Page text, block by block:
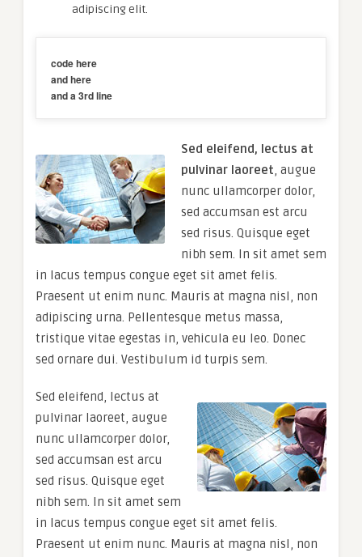
adipiscing elit.
code here
and here
and a 3rd line
Sed eleifend, lectus at
pulvinar laoreet, augue
nunc ullamcorper dolor,
sed accumsan est arcu
sed risus. Quisque eget
nibh sem. In sit amet sem
in lacus tempus congue eget sit amet felis.
Praesent ut enim nunc. Mauris at magna nisl, non
adipiscing urna. Pellentesque metus massa,
tristique vitae egestas in, vehicula eu leo. Donec
sed ornare dui. Vestibulum id turpis sem.
Sed eleifend, lectus at
pulvinar laoreet, augue
nunc ullamcorper dolor,
sed accumsan est arcu
sed risus. Quisque eget
nibh sem. In sit amet sem
in lacus tempus congue eget sit amet felis.
Praesent ut enim nunc. Mauris at magna nisl, non